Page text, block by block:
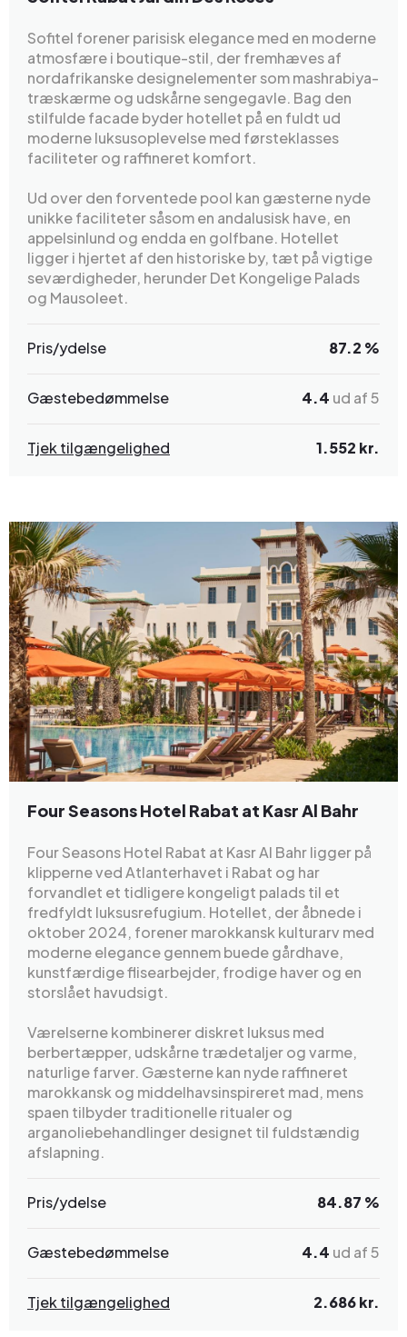
Sofitel forener parisisk elegance med en moderne
atmosfære i boutique-stil, der fremhæves af
nordafrikanske designelementer som mashrabiya-
træskærme og udskårne sengegavle. Bag den
stilfulde facade byder hotellet på en fuldt ud
moderne luksusoplevelse med førsteklasses
faciliteter og raffineret komfort.
Ud over den forventede pool kan gæsterne nyde
unikke faciliteter såsom en andalusisk have, en
appelsinlund og endda en golfbane. Hotellet
ligger i hjertet af den historiske by, tæt på vigtige
seværdigheder, herunder Det Kongelige Palads
og Mausoleet.
Pris/ydelse 87.2 %
Gæstebedømmelse 4.4 ud af 5
Tjek tilgængelighed 1.552 kr.
Four Seasons Hotel Rabat at Kasr Al Bahr
Four Seasons Hotel Rabat at Kasr Al Bahr ligger på
klipperne ved Atlanterhavet i Rabat og har
forvandlet et tidligere kongeligt palads til et
fredfyldt luksusrefugium. Hotellet, der åbnede i
oktober 2024, forener marokkansk kulturarv med
moderne elegance gennem buede gårdhave,
kunstfærdige flisearbejder, frodige haver og en
storslået havudsigt.
Værelserne kombinerer diskret luksus med
berbertæpper, udskårne trædetaljer og varme,
naturlige farver. Gæsterne kan nyde raffineret
marokkansk og middelhavsinspireret mad, mens
spaen tilbyder traditionelle ritualer og
arganoliebehandlinger designet til fuldstændig
afslapning.
Pris/ydelse 84.87 %
Gæstebedømmelse 4.4 ud af 5
Tjek tilgængelighed 2.686 kr.